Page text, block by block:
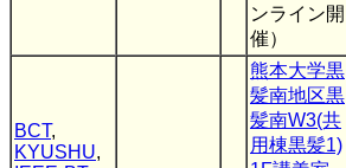
ンライン開
催）
BCT,
KYUSHU,
熊本大学黒
髪南地区黒
髪南W3(共
用棟黒髪1)